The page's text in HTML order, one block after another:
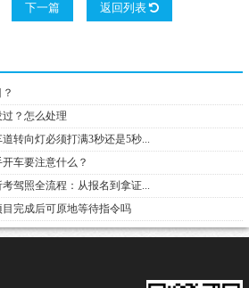
下一篇 返回列表
？怎么处理
转向灯必须打满3秒还是5秒...
车要注意什么？
驾照全流程：从报名到拿证...
完成后可原地等待指令吗